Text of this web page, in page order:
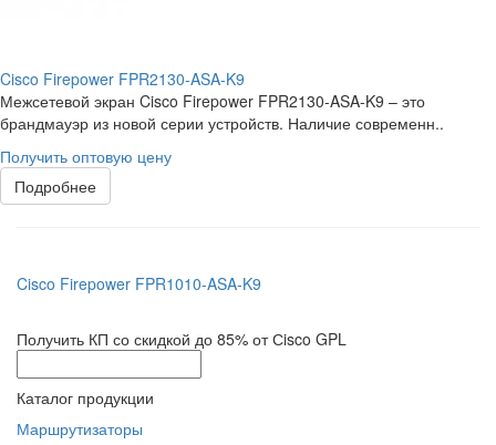
Cisco Firepower FPR2130-ASA-K9
Межсетевой экран Cisco Firepower FPR2130-ASA-K9 – это
брандмауэр из новой серии устройств. Наличие современн..
Получить оптовую цену
Подробнее
Cisco Firepower FPR1010-ASA-K9
Получить КП со скидкой до 85% от Сisco GPL
Каталог продукции
Маршрутизаторы